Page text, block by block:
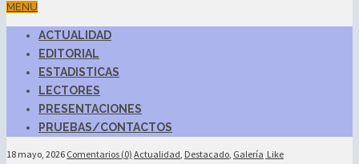
MENU
ACTUALIDAD
EDITORIAL
ESTADISTICAS
LECTORES
PRESENTACIONES
PRUEBAS/CONTACTOS
18 mayo, 2026 Comentarios (0) Actualidad, Destacado, Galería Like